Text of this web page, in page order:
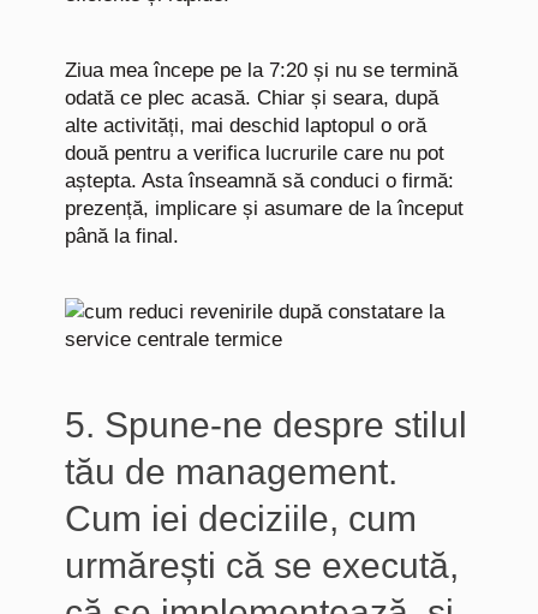
Ziua mea începe pe la 7:20 și nu se termină
odată ce plec acasă. Chiar și seara, după
alte activități, mai deschid laptopul o oră
două pentru a verifica lucrurile care nu pot
aștepta. Asta înseamnă să conduci o firmă:
prezență, implicare și asumare de la început
până la final.
5. Spune-ne despre stilul
tău de management.
Cum iei deciziile, cum
urmărești că se execută,